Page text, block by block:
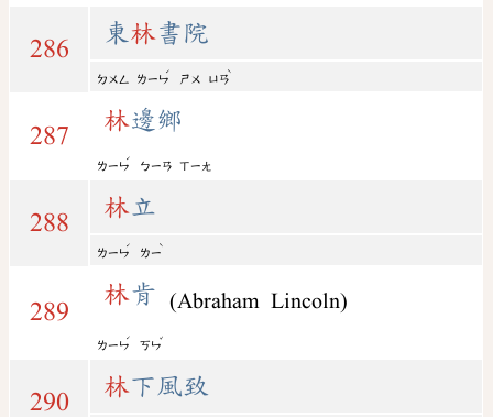
286
東林書院
ㄉㄨㄥ ㄌㄧㄣ
ˊ
ㄕㄨ ㄩㄢ
ˋ
287
林邊鄉
ㄌㄧㄣ
ˊ
ㄅㄧㄢ ㄒㄧㄤ
288
林立
ㄌㄧㄣ
ˊ
ㄌㄧ
ˋ
289
林肯 (Abraham Lincoln)
ㄌㄧㄣ
ˊ
ㄎㄣ
ˇ
290
林下風致